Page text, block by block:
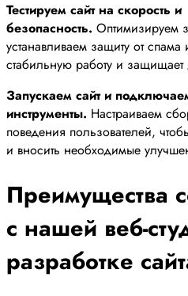
Тестируем сайт на скорость и
безопасность. Оптимизируем
устанавливаем защиту от
стабильную работу и
Запускаем сайт и
инструменты. Настраиваем
поведения пользователей,
и вносить необходимые
Преимущества
с нашей веб-
разработке